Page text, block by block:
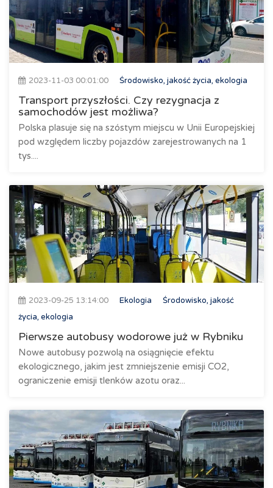
2023-11-03 00:01:00 Środowisko, jakość życia, ekologia
Transport przyszłości. Czy rezygnacja z
samochodów jest możliwa?
Polska plasuje się na szóstym miejscu w Unii Europejskiej
pod względem liczby pojazdów zarejestrowanych na 1
tys....
2023-09-25 13:14:00 Ekologia
Środowisko, jakość
życia, ekologia
Pierwsze autobusy wodorowe już w Rybniku
Nowe autobusy pozwolą na osiągnięcie efektu
ekologicznego, jakim jest zmniejszenie emisji CO2,
ograniczenie emisji tlenków azotu oraz...